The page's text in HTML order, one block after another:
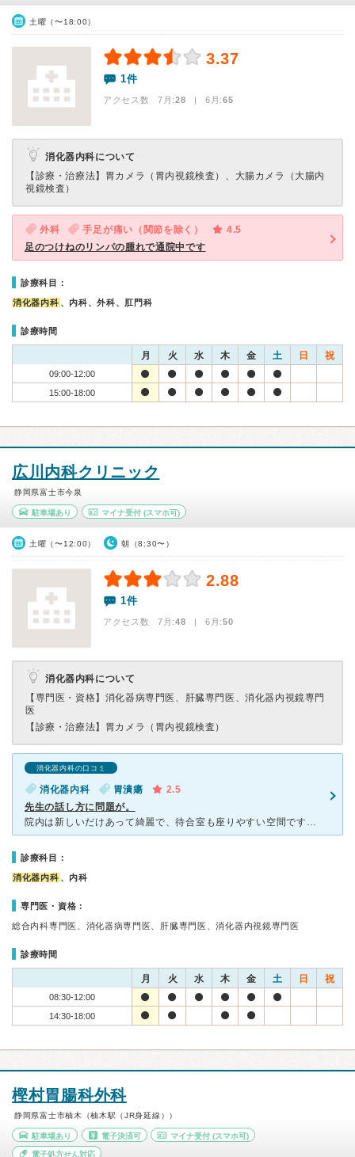
土曜（〜18:00）
3.37
1件
アクセス数 7月:28 | 6月:65
消化器内科について
【診療・治療法】 胃カメラ（胃内視鏡検査）、大腸カメラ（大腸内
視鏡検査）
外科 手足が痛い（関節を除く）
4.5
足のつけねのリンパの腫れで通院中です
診療科目：
消化器内科 、内科、外科、肛門科
診療時間
月 火 水 木 金 土 日 祝
09:00-12:00
15:00-18:00
広川内科クリニック
静岡県富士市今泉
駐車場あり マイナ受付(スマホ可)
土曜（〜12:00） 朝（8:30〜）
2.88
1件
アクセス数 7月:48 | 6月:50
消化器内科について
【専門医・資格】 消化器病専門医、肝臓専門医、消化器内視鏡専門
医
【診療・治療法】 胃カメラ（胃内視鏡検査）
消化器内科の口コミ
消化器内科 胃潰瘍
2.5
先生の話し方に問題が。
院内は新しいだけあって綺麗で、待合室も座りやすい空間です。受付、看護さんは対応も良く親切。電話対応も良い印象。先生は、悪い先生ではないんですが、え？っと聞き返したくなるほど小声なので改善してほしいなっ
診療科目：
消化器内科 、内科
専門医・資格：
総合内科専門医、消化器病専門医、肝臓専門医、消化器内視鏡専門医
診療時間
月 火 水 木 金 土 日 祝
08:30-12:00
14:30-18:00
樫村胃腸科外科
静岡県富士市柚木（柚木駅（JR身延線））
駐車場あり 電子決済可 マイナ受付 (スマホ可)
電子処方せん対応